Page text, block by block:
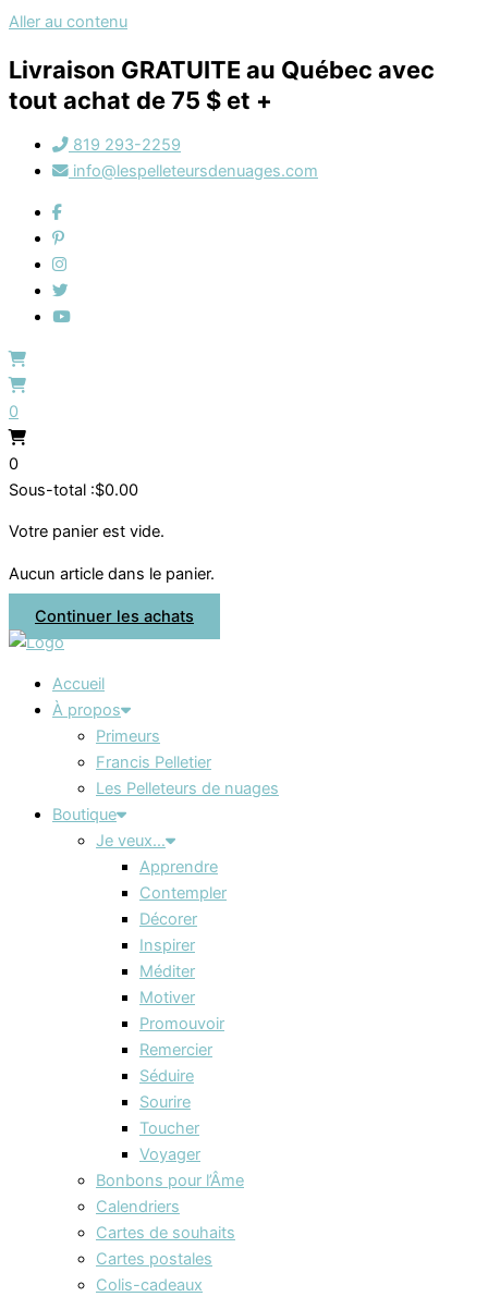
Aller au contenu
Livraison GRATUITE au Québec avec
tout achat de 75 $ et +
819 293-2259
info@lespelleteursdenuages.com
0
0
Sous-total :$0.00
Votre panier est vide.
Aucun article dans le panier.
Continuer les achats
Accueil
À propos
Primeurs
Francis Pelletier
Les Pelleteurs de nuages
Boutique
Je veux…
Apprendre
Contempler
Décorer
Inspirer
Méditer
Motiver
Promouvoir
Remercier
Séduire
Sourire
Toucher
Voyager
Bonbons pour l’Âme
Calendriers
Cartes de souhaits
Cartes postales
Colis-cadeaux